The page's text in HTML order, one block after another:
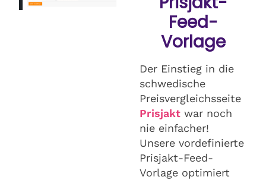
Feed-
Vorlage
Der Einstieg in die
schwedische
Preisvergleichsseite
Prisjakt war noch
nie einfacher!
Unsere vordefinierte
Prisjakt-Feed-
Vorlage optimiert